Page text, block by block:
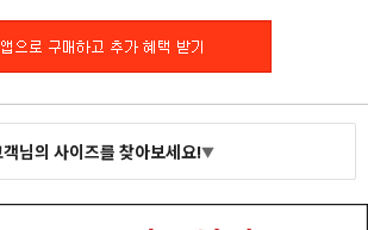
님의 사이즈를 찾아보세요!▼